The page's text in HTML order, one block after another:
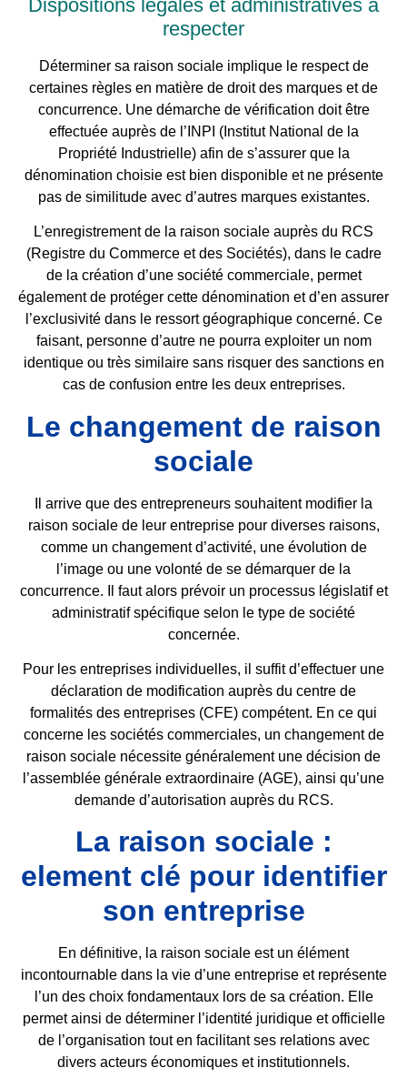
Dispositions légales et administratives à
respecter
Déterminer sa raison sociale implique le respect de
certaines règles en matière de droit des marques et de
concurrence. Une démarche de vérification doit être
effectuée auprès de l’INPI (Institut National de la
Propriété Industrielle) afin de s’assurer que la
dénomination choisie est bien disponible et ne présente
pas de similitude avec d’autres marques existantes.
L’enregistrement de la raison sociale auprès du RCS
(Registre du Commerce et des Sociétés), dans le cadre
de la création d’une société commerciale, permet
également de protéger cette dénomination et d’en assurer
l’exclusivité dans le ressort géographique concerné. Ce
faisant, personne d’autre ne pourra exploiter un nom
identique ou très similaire sans risquer des sanctions en
cas de confusion entre les deux entreprises.
Le changement de raison
sociale
Il arrive que des entrepreneurs souhaitent modifier la
raison sociale de leur entreprise pour diverses raisons,
comme un changement d’activité, une évolution de
l’image ou une volonté de se démarquer de la
concurrence. Il faut alors prévoir un processus législatif et
administratif spécifique selon le type de société
concernée.
Pour les entreprises individuelles, il suffit d’effectuer une
déclaration de modification auprès du centre de
formalités des entreprises (CFE) compétent. En ce qui
concerne les sociétés commerciales, un changement de
raison sociale nécessite généralement une décision de
l’assemblée générale extraordinaire (AGE), ainsi qu’une
demande d’autorisation auprès du RCS.
La raison sociale :
element clé pour identifier
son entreprise
En définitive, la raison sociale est un élément
incontournable dans la vie d’une entreprise et représente
l’un des choix fondamentaux lors de sa création. Elle
permet ainsi de déterminer l’identité juridique et officielle
de l’organisation tout en facilitant ses relations avec
divers acteurs économiques et institutionnels.